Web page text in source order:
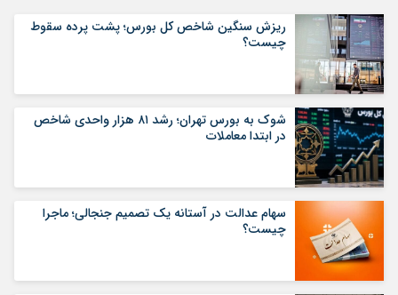
ریزش سنگین شاخص کل بورس؛ پشت پرده سقوط
چیست؟
شوک به بورس تهران؛ رشد ۸۱ هزار واحدی شاخص
در ابتدا معاملات
سهام عدالت در آستانه یک تصمیم جنجالی؛ ماجرا
چیست؟